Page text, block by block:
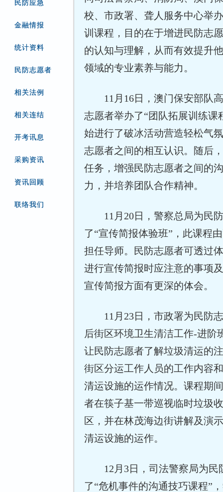
民防应急
金融情报
统计资料
民防志愿者
相关法例
相关连结
开考讯息
采购资讯
资讯回顾
联络我们
校、市政署、聋人服务中心举
训课程，目的在于增进民防志
的认知与理解，从而有效提升
领域的专业素养与能力。
11月16日，澳门保安部队
志愿者举办了“团队拓展训练课
始进行了破冰活动营造轻松气
志愿者之间的相互认识。随后
任务，增强民防志愿者之间的
力，并培养团队合作精神。
11月20日，警察总局为民
了“宣传简报体验班”，此课程
担任导师。民防志愿者可透过
进行宣传简报时应注意的事项
宣传简报方面有更深的体会。
11月23日，市政署为民防
后街区环境卫生清洁工作-进阶
让民防志愿者了解垃圾清运的
街区分运工作人员的工作内容
清运设施的运作情况。课程期
者在筷子基一带巡视临时垃圾
区，并在林茂海边街讲解及演
清运设施的运作。
12月3日，司法警察局为民
了“危机事件的沟通技巧课程”